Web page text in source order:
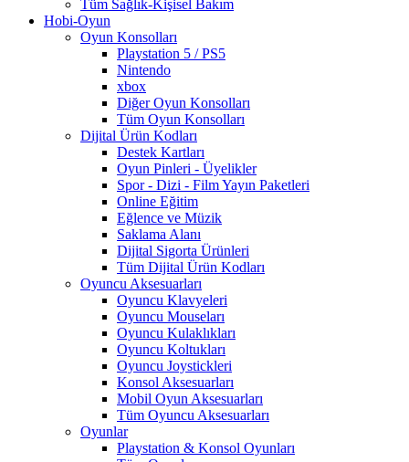
Tüm Sağlık-Kişisel Bakım
Hobi-Oyun
Oyun Konsolları
Playstation 5 / PS5
Nintendo
xbox
Diğer Oyun Konsolları
Tüm Oyun Konsolları
Dijital Ürün Kodları
Destek Kartları
Oyun Pinleri - Üyelikler
Spor - Dizi - Film Yayın Paketleri
Online Eğitim
Eğlence ve Müzik
Saklama Alanı
Dijital Sigorta Ürünleri
Tüm Dijital Ürün Kodları
Oyuncu Aksesuarları
Oyuncu Klavyeleri
Oyuncu Mouseları
Oyuncu Kulaklıkları
Oyuncu Koltukları
Oyuncu Joystickleri
Konsol Aksesuarları
Mobil Oyun Aksesuarları
Tüm Oyuncu Aksesuarları
Oyunlar
Playstation & Konsol Oyunları